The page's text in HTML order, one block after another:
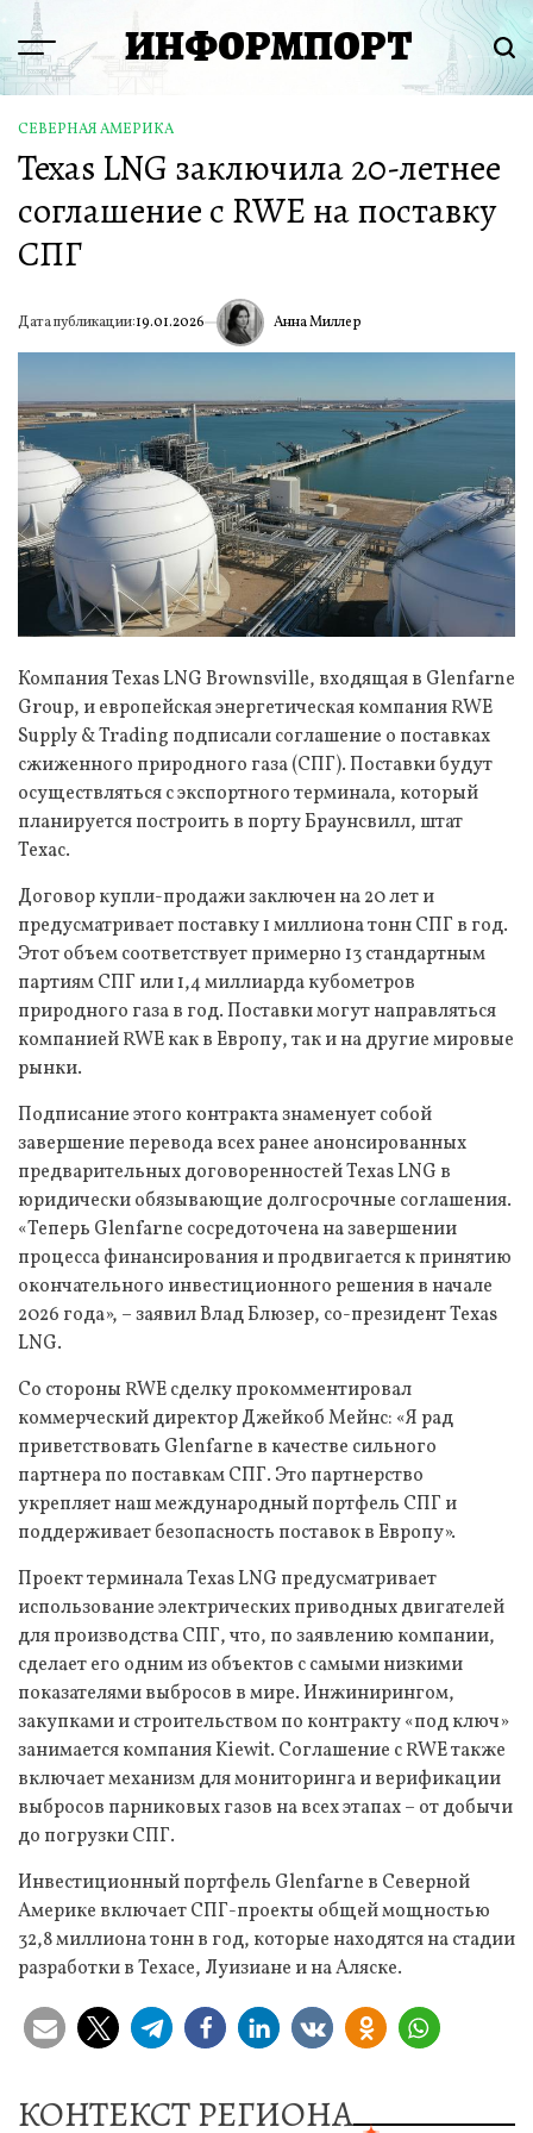
Перейти
содержимому
Menu ИНФОРМПОРТ
ОПУБЛИКОВАНО
В
СЕВЕРНАЯ АМЕРИКА
Texas LNG заключила 20-летнее
соглашение с RWE на поставку
СПГ
Дата публикации:19.01.2026 ИА Анна Миллер
Компания Texas LNG Brownsville, входящая в Glenfarne
Group, и европейская энергетическая компания RWE
Supply & Trading подписали соглашение о поставках
сжиженного природного газа (СПГ). Поставки будут
осуществляться с экспортного терминала, который
планируется построить в порту Браунсвилл, штат
Техас.
Договор купли-продажи заключен на 20 лет и
предусматривает поставку 1 миллиона тонн СПГ в год.
Этот объем соответствует примерно 13 стандартным
партиям СПГ или 1,4 миллиарда кубометров
природного газа в год. Поставки могут направляться
компанией RWE как в Европу, так и на другие мировые
рынки.
Подписание этого контракта знаменует собой
завершение перевода всех ранее анонсированных
предварительных договоренностей Texas LNG в
юридически обязывающие долгосрочные соглашения.
«Теперь Glenfarne сосредоточена на завершении
процесса финансирования и продвигается к принятию
окончательного инвестиционного решения в начале
2026 года», – заявил Влад Блюзер, со-президент Texas
LNG.
Со стороны RWE сделку прокомментировал
коммерческий директор Джейкоб Мейнс: «Я рад
приветствовать Glenfarne в качестве сильного
партнера по поставкам СПГ. Это партнерство
укрепляет наш международный портфель СПГ и
поддерживает безопасность поставок в Европу».
Проект терминала Texas LNG предусматривает
использование электрических приводных двигателей
для производства СПГ, что, по заявлению компании,
сделает его одним из объектов с самыми низкими
показателями выбросов в мире. Инжинирингом,
закупками и строительством по контракту «под ключ»
занимается компания Kiewit. Соглашение с RWE также
включает механизм для мониторинга и верификации
выбросов парниковых газов на всех этапах – от добычи
до погрузки СПГ.
Инвестиционный портфель Glenfarne в Северной
Америке включает СПГ-проекты общей мощностью
32,8 миллиона тонн в год, которые находятся на стадии
разработки в Техасе, Луизиане и на Аляске.
КОНТЕКСТ РЕГИОНА